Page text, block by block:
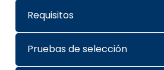
Requisitos
Pruebas de selección